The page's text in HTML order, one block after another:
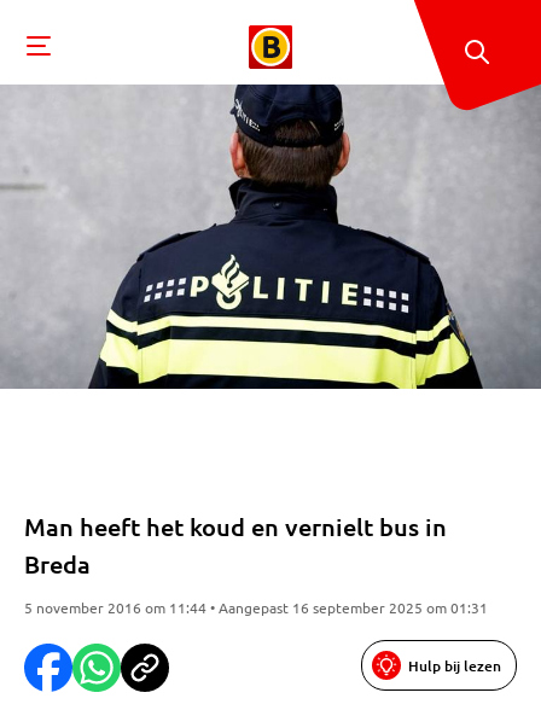
Man heeft het koud en vernielt bus in
Breda
5 november 2016 om 11:44 • Aangepast 16 september 2025 om 01:31
Hulp bij lezen